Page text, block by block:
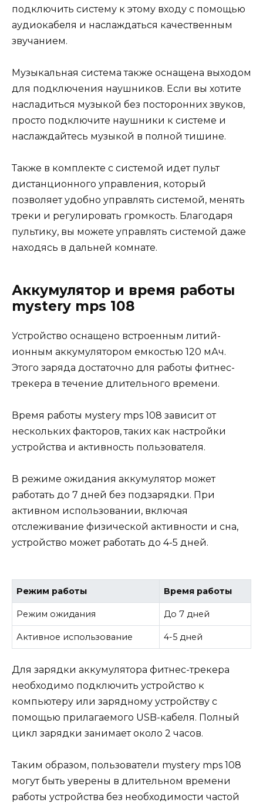
подключить систему к этому входу с помощью
аудиокабеля и наслаждаться качественным
звучанием.
Музыкальная система также оснащена выходом
для подключения наушников. Если вы хотите
насладиться музыкой без посторонних звуков,
просто подключите наушники к системе и
наслаждайтесь музыкой в полной тишине.
Также в комплекте с системой идет пульт
дистанционного управления, который
позволяет удобно управлять системой, менять
треки и регулировать громкость. Благодаря
пультику, вы можете управлять системой даже
находясь в дальней комнате.
Аккумулятор и время работы
mystery mps 108
Устройство оснащено встроенным литий-
ионным аккумулятором емкостью 120 мАч.
Этого заряда достаточно для работы фитнес-
трекера в течение длительного времени.
Время работы мystery mps 108 зависит от
нескольких факторов, таких как настройки
устройства и активность пользователя.
В режиме ожидания аккумулятор может
работать до 7 дней без подзарядки. При
активном использовании, включая
отслеживание физической активности и сна,
устройство может работать до 4-5 дней.
Режим работы Время работы
Режим ожидания До 7 дней
Активное использование 4-5 дней
Для зарядки аккумулятора фитнес-трекера
необходимо подключить устройство к
компьютеру или зарядному устройству с
помощью прилагаемого USB-кабеля. Полный
цикл зарядки занимает около 2 часов.
Таким образом, пользователи mystery mps 108
могут быть уверены в длительном времени
работы устройства без необходимости частой